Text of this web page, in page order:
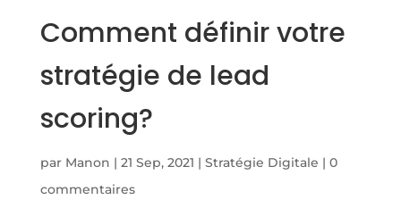
Comment définir votre
stratégie de lead
scoring?
par Manon | 21 Sep, 2021 | Stratégie Digitale | 0
commentaires